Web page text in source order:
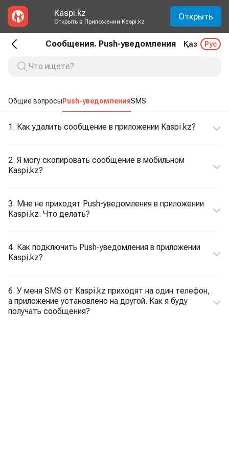
Kaspi.kz
Открыть в Приложении Kaspi.kz Открыть
Сообщения. Push-уведомления Қаз Рус
Общие вопросыPush-уведомленияSMS
1. Как удалить сообщение в приложении Kaspi.kz?
2. Я могу скопировать сообщение в мобильном
Kaspi.kz?
3. Мне не приходят Push-уведомления в приложении
Kaspi.kz. Что делать?
4. Как подключить Push-уведомления в приложении
Kaspi.kz?
6. У меня SMS от Kaspi.kz приходят на один телефон,
а приложение установлено на другой. Как я буду
получать сообщения?